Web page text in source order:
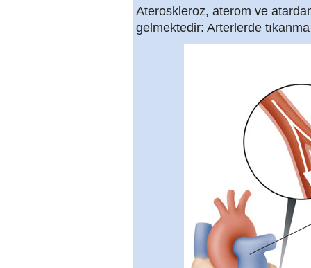
Ateroskleroz, aterom ve
gelmektedir: Arterlerde